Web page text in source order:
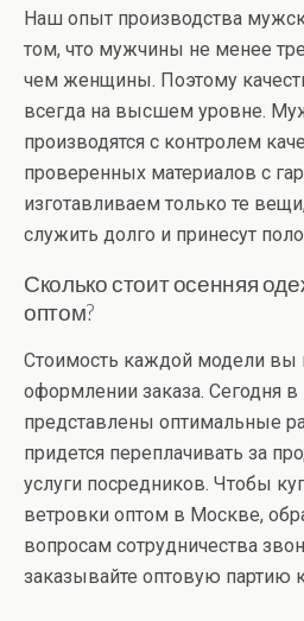
Наш опыт производства
том, что мужчины не менее
чем женщины. Поэтому
всегда на высшем уровне.
производятся с контролем
проверенных материалов с
изготавливаем только те
служить долго и принесут
Сколько стоит осенняя
оптом?
Стоимость каждой модели вы
оформлении заказа. Сегодня
представлены оптимальные
придется переплачивать за
услуги посредников. Чтобы
ветровки оптом в Москве,
вопросам сотрудничества
заказывайте оптовую партию